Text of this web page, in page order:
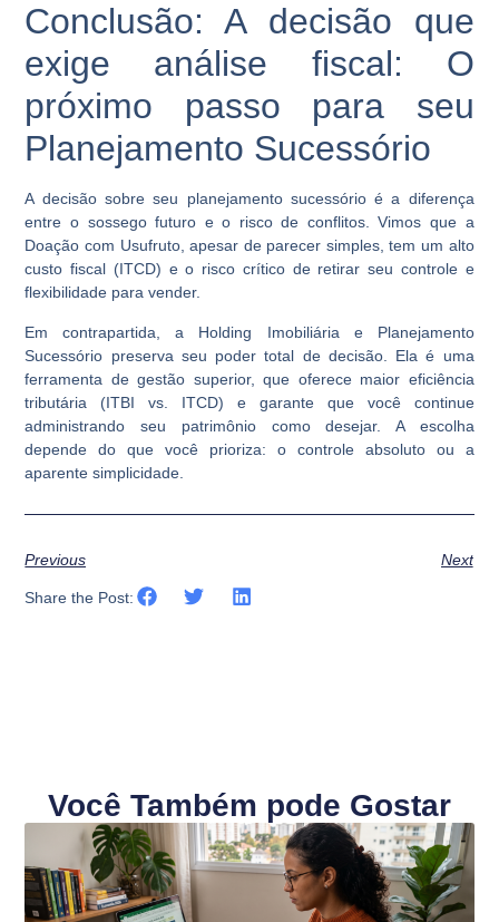
Conclusão: A decisão que
exige análise fiscal: O
próximo passo para seu
Planejamento Sucessório
A decisão sobre seu planejamento sucessório é a diferença
entre o sossego futuro e o risco de conflitos. Vimos que a
Doação com Usufruto, apesar de parecer simples, tem um alto
custo fiscal (ITCD) e o risco crítico de retirar seu controle e
flexibilidade para vender.
Em contrapartida, a Holding Imobiliária e Planejamento
Sucessório preserva seu poder total de decisão. Ela é uma
ferramenta de gestão superior, que oferece maior eficiência
tributária (ITBI vs. ITCD) e garante que você continue
administrando seu patrimônio como desejar. A escolha
depende do que você prioriza: o controle absoluto ou a
aparente simplicidade.
Previous Next
Share the Post:
Você Também pode Gostar